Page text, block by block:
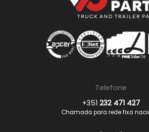
Telefone
+351 232 471 427
Chamada para rede fixa